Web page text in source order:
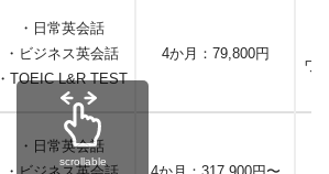
・日常英会話
・ビジネス英会話
・TOEIC L&R TEST
4か月：79,800円
ワ
・日常英会話
scrollable